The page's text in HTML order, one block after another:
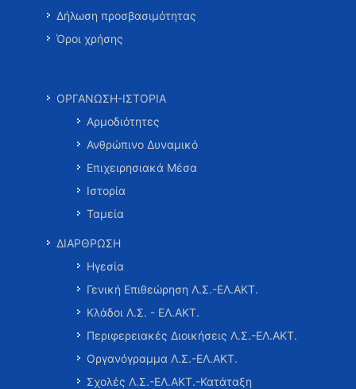
Δήλωση προσβασιμότητας
Όροι χρήσης
ΟΡΓΑΝΩΣΗ-ΙΣΤΟΡΙΑ
Αρμοδιότητες
Ανθρώπινο Δυναμικό
Επιχειρησιακά Μέσα
Ιστορία
Ταμεία
ΔΙΑΡΘΡΩΣΗ
Ηγεσία
Γενική Επιθεώρηση Λ.Σ.-ΕΛ.ΑΚΤ.
Κλάδοι Λ.Σ. - ΕΛ.ΑΚΤ.
Περιφερειακές Διοικήσεις Λ.Σ.-ΕΛ.ΑΚΤ.
Οργανόγραμμα Λ.Σ.-ΕΛ.ΑΚΤ.
Σχολές Λ.Σ.-ΕΛ.ΑΚΤ.-Κατάταξη